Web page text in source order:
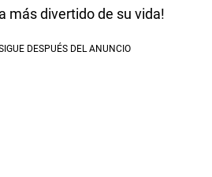
más divertido de su vida!